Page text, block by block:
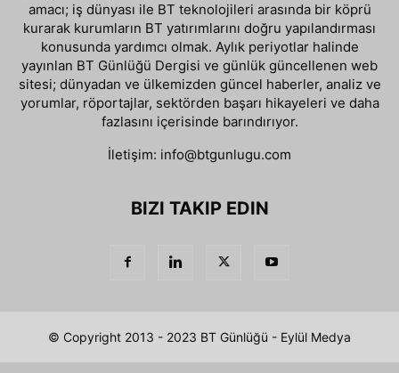
amacı; iş dünyası ile BT teknolojileri arasında bir köprü
kurarak kurumların BT yatırımlarını doğru yapılandırması
konusunda yardımcı olmak. Aylık periyotlar halinde
yayınlan BT Günlüğü Dergisi ve günlük güncellenen web
sitesi; dünyadan ve ülkemizden güncel haberler, analiz ve
yorumlar, röportajlar, sektörden başarı hikayeleri ve daha
fazlasını içerisinde barındırıyor.
İletişim: info@btgunlugu.com
BIZI TAKIP EDIN
© Copyright 2013 - 2023 BT Günlüğü - Eylül Medya